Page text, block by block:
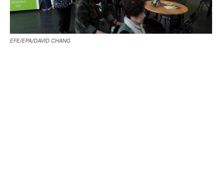
EFE/EPA/DAVID CHANG